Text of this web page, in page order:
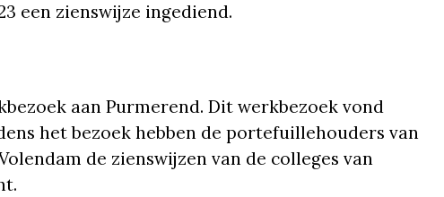
een zienswijze ingediend.
aan Purmerend. Dit werkbezoek vond
het bezoek hebben de portefuillehouders van
de zienswijzen van de colleges van